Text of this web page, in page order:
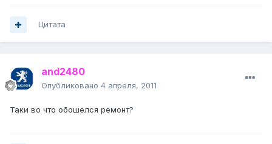
Цитата
and2480
Опубликовано 4 апреля, 2011
Таки во что обошелся ремонт?